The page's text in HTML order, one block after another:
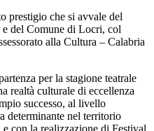
prestigio che si avvale del
del Comune di Locri, col
alla Cultura – Calabria
per la stagione teatrale
realtà culturale di eccellenza
successo, al livello
determinante nel territorio